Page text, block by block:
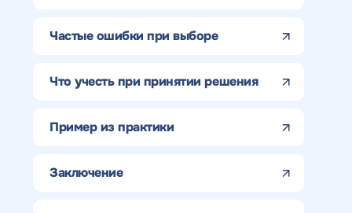
Частые ошибки при выборе
Что учесть при принятии решения
Пример из практики
Заключение
коммерческое
предложение
коммерческое
предложение
по тарифу
качественный
SEO - аудит
Отклик на
Укажите ваш номер телефона и мы
предложением